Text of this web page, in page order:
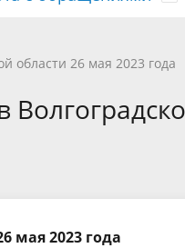
бюджетных
отчеты
приемная
о доходах
области 26 мая 2023 года
мая 2023 года